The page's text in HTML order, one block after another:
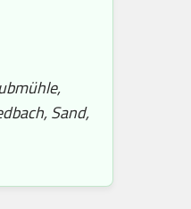
Sand,